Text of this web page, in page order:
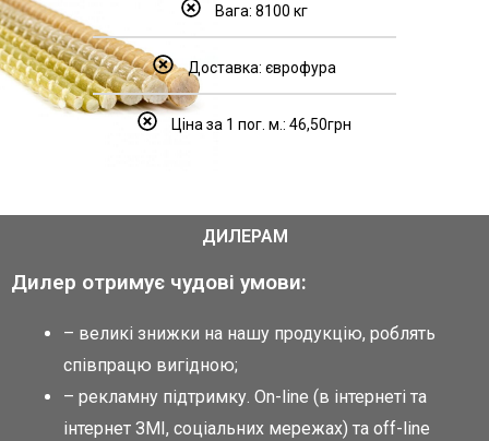
Вага: 8100 кг
Доставка: єврофура
Ціна за 1 пог. м.: 46,50грн
ДИЛЕРАМ
Дилер отримує чудові умови:
– великі знижки на нашу продукцію, роблять
співпрацю вигідною;
– рекламну підтримку. Оn-line (в інтернеті та
інтернет ЗМІ, соціальних мережах) та оff-line